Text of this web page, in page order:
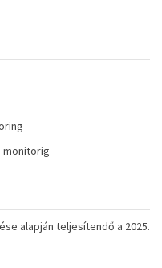
alapján teljesítendő a 2025.